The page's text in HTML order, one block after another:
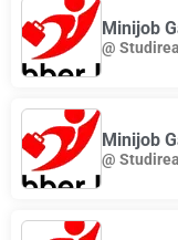
Minijob
@
Minijob
@